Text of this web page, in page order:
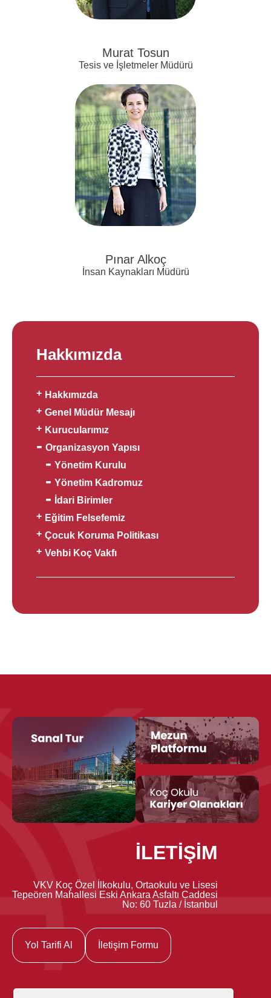
Murat Tosun
Tesis ve İşletmeler Müdürü
Pınar Alkoç
İnsan Kaynakları Müdürü
Hakkımızda
Hakkımızda
Genel Müdür Mesajı
Kurucularımız
Organizasyon Yapısı
Yönetim Kurulu
Yönetim Kadromuz
İdari Birimler
Eğitim Felsefemiz
Çocuk Koruma Politikası
Vehbi Koç Vakfı
İLETİŞİM
VKV Koç Özel İlkokulu, Ortaokulu ve Lisesi
Tepeören Mahallesi Eski Ankara Asfaltı Caddesi
No: 60 Tuzla / İstanbul
Yol Tarifi Al İletişim Formu